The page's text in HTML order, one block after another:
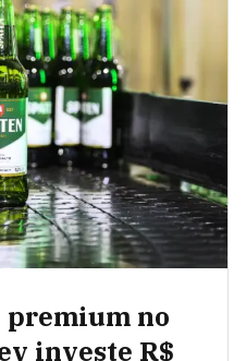
premium no
investe R$